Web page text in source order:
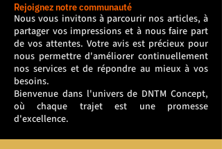
Rejoignez notre communauté
Nous vous invitons à parcourir nos articles, à
partager vos impressions et à nous faire part
de vos attentes. Votre avis est précieux pour
nous permettre d'améliorer continuellement
nos services et de répondre au mieux à vos
besoins.
Bienvenue dans l'univers de DNTM Concept,
où chaque trajet est une promesse
d'excellence.